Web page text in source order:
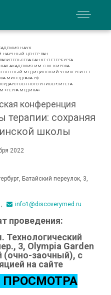
НАУК
НАУЧНЫЙ ЦЕНТР РАН
САНКТ-ПЕТЕРБУРГА
АКАДЕМИЯ ИМ. С.М. КИРОВА
МЕДИЦИНСКИЙ УНИВЕРСИТЕТ
МИНЗДРАВА РФ
УНИВЕРСИТЕТА
«ТЕРРА МЕДИКА»
конференция
терапии: сохраняя
школы
2022
, Батайский переулок, 3,
info1@discoverymed.ru
проведения:
Технологический
3, Olympia Garden
(очно-заочный), с
на сайте